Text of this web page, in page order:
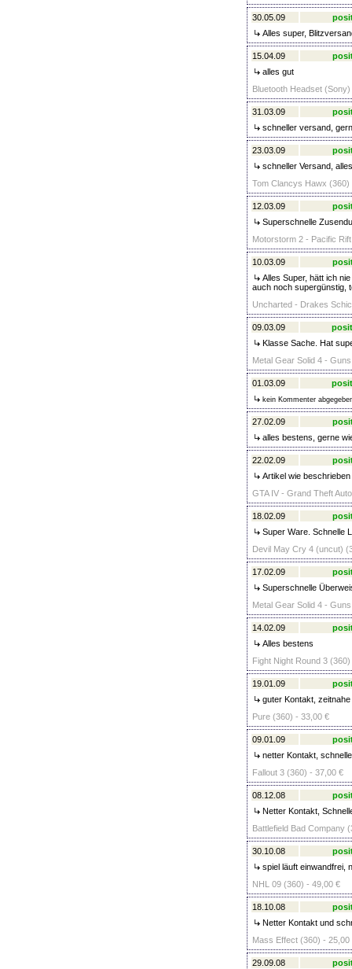
30.05.09
Alles super,
15.04.09
alles gut
Bluetooth Headset
31.03.09
schneller versand,
23.03.09
schneller Versand,
Tom Clancys Hawx (360)
12.03.09
Superschnelle
Motorstorm 2 - Pacific
10.03.09
Alles Super, hätt ich
auch noch supergünstig,
Uncharted - Drakes
09.03.09
Klasse Sache. Hat
Metal Gear Solid 4 -
01.03.09
kein Kommenter
27.02.09
alles bestens, gerne
22.02.09
Artikel wie
GTA IV - Grand Theft
18.02.09
Super Ware. Schnelle
Devil May Cry 4 (uncut)
17.02.09
Superschnelle
Metal Gear Solid 4 -
14.02.09
Alles bestens
Fight Night Round 3
19.01.09
guter Kontakt,
Pure (360) - 33,00 €
09.01.09
netter Kontakt,
Fallout 3 (360) - 37,00 €
08.12.08
Netter Kontakt,
Battlefield Bad Company
30.10.08
spiel läuft einwandfrei,
NHL 09 (360) - 49,00 €
18.10.08
Netter Kontakt und
Mass Effect (360) - 25,00
29.09.08